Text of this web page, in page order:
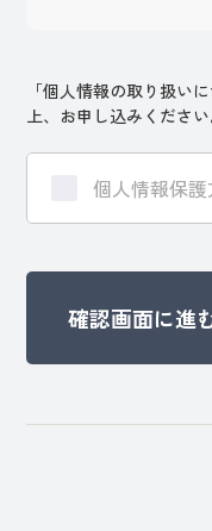
（1）当社は、
① 新規採用予定
ア.採用面接及び
エ.入社に必要な
② 当社所属の従
「個人情報の取り扱い
上、お申し込みください
個人情報保